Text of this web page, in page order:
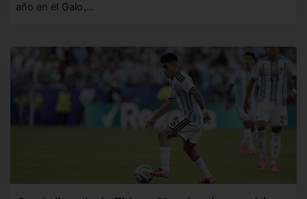
año en el Galo,…